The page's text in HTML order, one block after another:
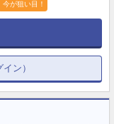
今が狙い目！
ン）